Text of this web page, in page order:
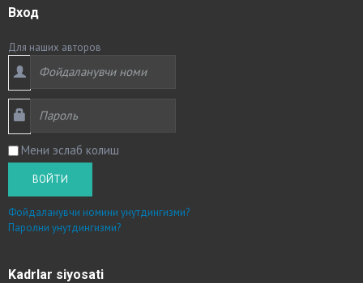
Вход
Для наших авторов
Мени эслаб колиш
ВОЙТИ
Фойдаланувчи номини унутдингизми?
Паролни унутдингизми?
Kadrlar siyosati